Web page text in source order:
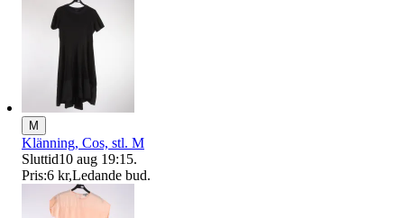
M
Klänning, Cos, stl. M
Sluttid10 aug 19:15.
Pris:6 kr,Ledande bud.